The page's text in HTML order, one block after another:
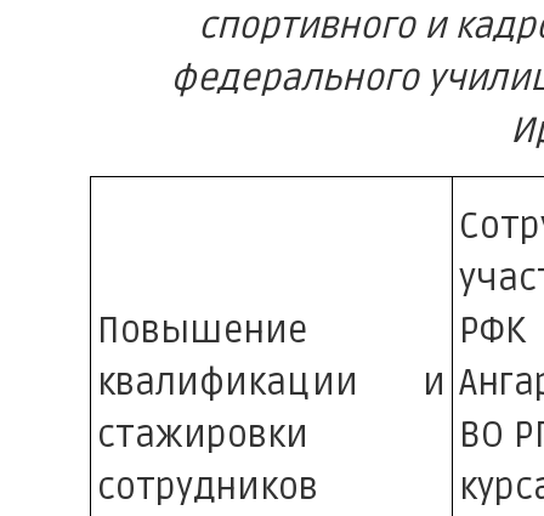
спортивного и
федерального
Повышение
квалификации и
стажировки
сотрудников
РФК
ВО